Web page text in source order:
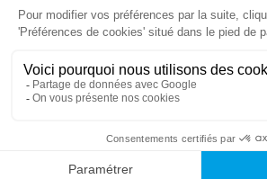
03.85.32.96.74
© 2026 -KPX PARTS- SITE CRÉÉ
TROUVEZ LA